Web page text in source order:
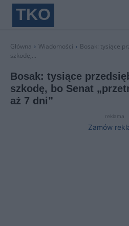
TKO
Główna Wiadomości
Bosak: tysiące
szkodę,...
Bosak: tysiące
szkodę, bo Senat
aż 7 dni”
reklama
Zamów